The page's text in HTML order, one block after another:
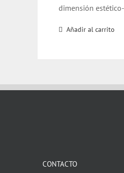
dimensión
Añadir al carrito
CONTACTO